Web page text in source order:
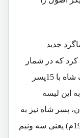
کار خود را با موجودیت 120 شاگرد جدید
که در شمار
این شاگردان، عبیدالله خان، برادر کوچک شاه با 15پسر
این لیسه
پسر شاه نیز به
آن راه یافت. در سرطان سال 1306 (1927م) يعنی سه ‌ونيم